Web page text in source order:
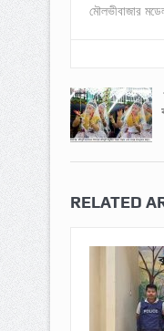
মৌলভীবাজার
RELATED